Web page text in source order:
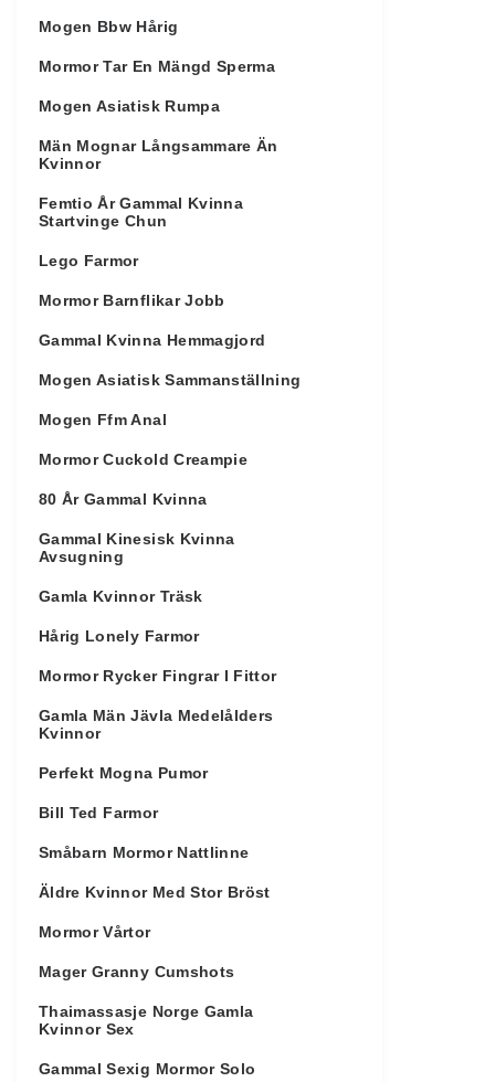
Mogen Bbw Hårig
Mormor Tar En Mängd Sperma
Mogen Asiatisk Rumpa
Män Mognar Långsammare Än
Kvinnor
Femtio År Gammal Kvinna
Startvinge Chun
Lego Farmor
Mormor Barnflikar Jobb
Gammal Kvinna Hemmagjord
Mogen Asiatisk Sammanställning
Mogen Ffm Anal
Mormor Cuckold Creampie
80 År Gammal Kvinna
Gammal Kinesisk Kvinna
Avsugning
Gamla Kvinnor Träsk
Hårig Lonely Farmor
Mormor Rycker Fingrar I Fittor
Gamla Män Jävla Medelålders
Kvinnor
Perfekt Mogna Pumor
Bill Ted Farmor
Småbarn Mormor Nattlinne
Äldre Kvinnor Med Stor Bröst
Mormor Vårtor
Mager Granny Cumshots
Thaimassasje Norge Gamla
Kvinnor Sex
Gammal Sexig Mormor Solo